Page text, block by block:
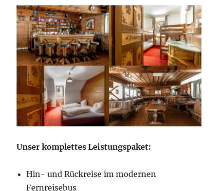
Unser komplettes Leistungspaket:
Hin- und Rückreise im modernen
Fernreisebus